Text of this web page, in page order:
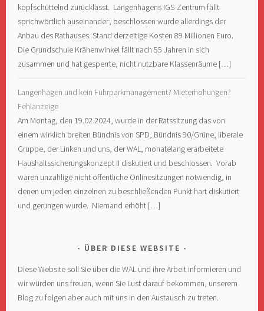
kopfschüttelnd zurücklässt. Langenhagens IGS-Zentrum fällt
sprichwörtlich auseinander; beschlossen wurde allerdings der
Anbau des Rathauses. Stand derzeitige Kosten 89 Millionen Euro.
Die Grundschule Krähenwinkel fällt nach 55 Jahren in sich
zusammen und hat gesperrte, nicht nutzbare Klassenräume […]
Langenhagen und kein Fuhrparkmanagement? Mieterhöhungen?
Fehlanzeige
Am Montag, den 19.02.2024, wurde in der Ratssitzung das von
einem wirklich breiten Bündnis von SPD, Bündnis 90/Grüne, liberale
Gruppe, der Linken und uns, der WAL, monatelang erarbeitete
Haushaltssicherungskonzept II diskutiert und beschlossen. Vorab
waren unzählige nicht öffentliche Onlinesitzungen notwendig, in
denen um jeden einzelnen zu beschließenden Punkt hart diskutiert
und gerungen wurde. Niemand erhöht […]
ÜBER DIESE WEBSITE
Diese Website soll Sie über die WAL und ihre Arbeit informieren und
wir würden uns freuen, wenn Sie Lust darauf bekommen, unserem
Blog zu folgen aber auch mit uns in den Austausch zu treten.